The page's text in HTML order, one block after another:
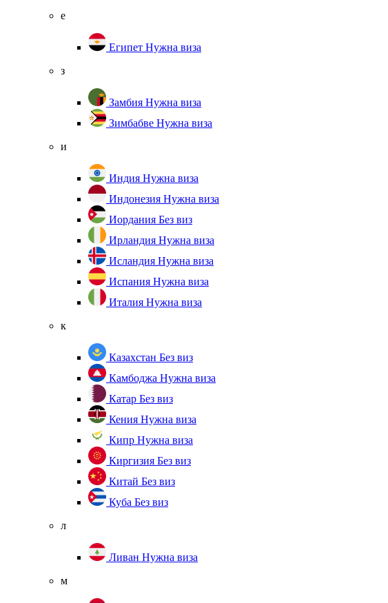
е
Египет Нужна виза
з
Замбия Нужна виза
Зимбабве Нужна виза
и
Индия Нужна виза
Индонезия Нужна виза
Иордания Без виз
Ирландия Нужна виза
Исландия Нужна виза
Испания Нужна виза
Италия Нужна виза
к
Казахстан Без виз
Камбоджа Нужна виза
Катар Без виз
Кения Нужна виза
Кипр Нужна виза
Киргизия Без виз
Китай Без виз
Куба Без виз
л
Ливан Нужна виза
м